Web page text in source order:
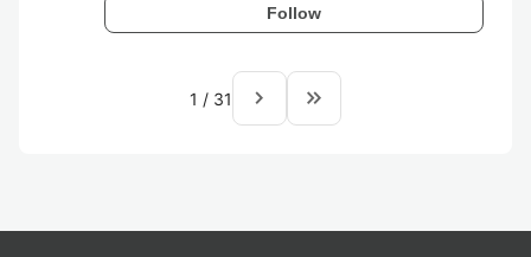
Follow
1 / 31 navigate_next keyboard_double_arrow_right